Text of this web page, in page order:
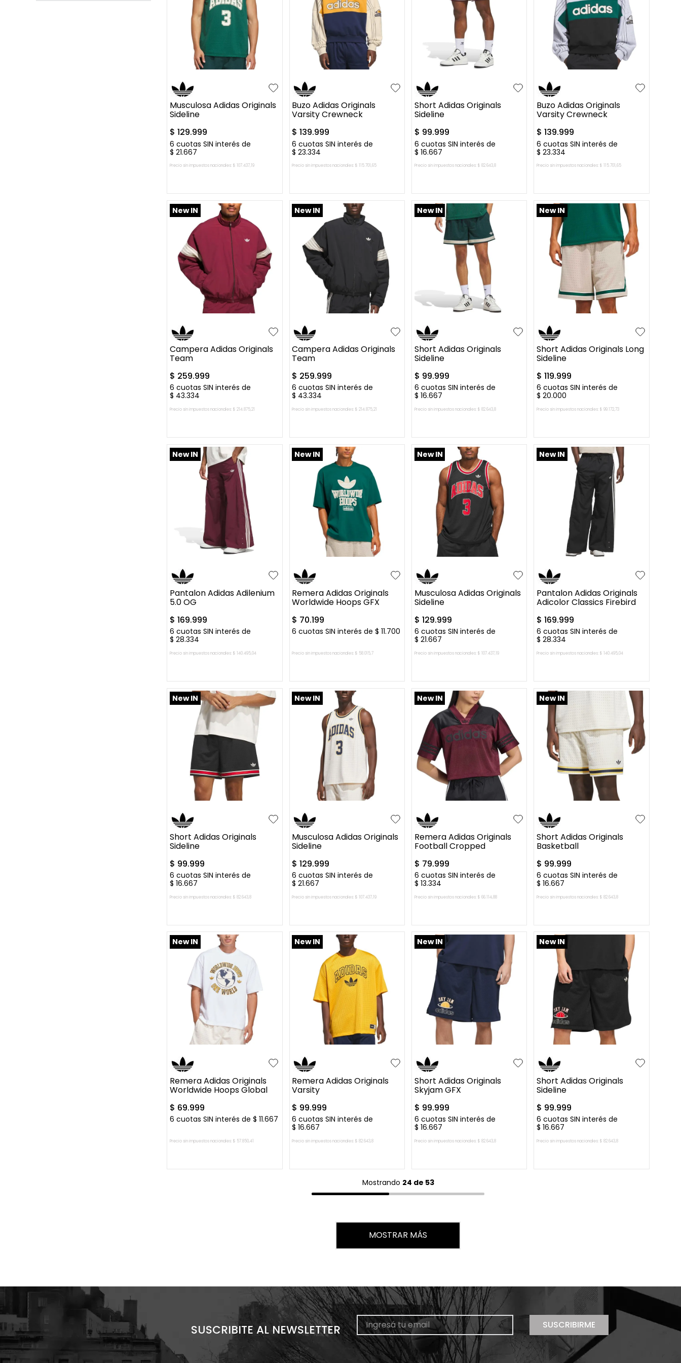
GRIS
M
Musculosa Adidas Originals
Sideline
$ 129.999
6 cuotas SIN interés de
$ 21.667
Precio sin impuestos nacionales: $ 107.437,19
L
Buzo Adidas Originals
Varsity Crewneck
$ 139.999
6 cuotas SIN interés de
$ 23.334
Precio sin impuestos nacionales: $ 115.701,65
M L XL
Short Adidas Originals
Sideline
$ 99.999
6 cuotas SIN interés de
$ 16.667
Precio sin impuestos nacionales: $ 82.643,8
L
Buzo Adidas Originals
Varsity Crewneck
$ 139.999
6 cuotas SIN interés de
$ 23.334
Precio sin impuestos nacionales: $ 115.701,65
New IN
Campera Adidas Originals
Team
$ 259.999
6 cuotas SIN interés de
$ 43.334
Precio sin impuestos nacionales: $ 214.875,21
New IN
Campera Adidas Originals
Team
$ 259.999
6 cuotas SIN interés de
$ 43.334
Precio sin impuestos nacionales: $ 214.875,21
New IN
M L XL
Short Adidas Originals
Sideline
$ 99.999
6 cuotas SIN interés de
$ 16.667
Precio sin impuestos nacionales: $ 82.643,8
New IN
L XL
Short Adidas Originals Long
Sideline
$ 119.999
6 cuotas SIN interés de
$ 20.000
Precio sin impuestos nacionales: $ 99.172,73
New IN
Pantalon Adidas Adilenium
5.0 OG
$ 169.999
6 cuotas SIN interés de
$ 28.334
Precio sin impuestos nacionales: $ 140.495,04
New IN
M L XL
Remera Adidas Originals
Worldwide Hoops GFX
$ 70.199
6 cuotas SIN interés de$ 11.700
Precio sin impuestos nacionales: $ 58.015,7
New IN
Musculosa Adidas Originals
Sideline
$ 129.999
6 cuotas SIN interés de
$ 21.667
Precio sin impuestos nacionales: $ 107.437,19
New IN
M L XL
Pantalon Adidas Originals
Adicolor Classics Firebird
$ 169.999
6 cuotas SIN interés de
$ 28.334
Precio sin impuestos nacionales: $ 140.495,04
New IN
M
Short Adidas Originals
Sideline
$ 99.999
6 cuotas SIN interés de
$ 16.667
Precio sin impuestos nacionales: $ 82.643,8
New IN
M L
Musculosa Adidas Originals
Sideline
$ 129.999
6 cuotas SIN interés de
$ 21.667
Precio sin impuestos nacionales: $ 107.437,19
New IN
S
Remera Adidas Originals
Football Cropped
$ 79.999
6 cuotas SIN interés de
$ 13.334
Precio sin impuestos nacionales: $ 66.114,88
New IN
Short Adidas Originals
Basketball
$ 99.999
6 cuotas SIN interés de
$ 16.667
Precio sin impuestos nacionales: $ 82.643,8
New IN
M
Remera Adidas Originals
Worldwide Hoops Global
$ 69.999
6 cuotas SIN interés de$ 11.667
Precio sin impuestos nacionales: $ 57.850,41
New IN
XL
Remera Adidas Originals
Varsity
$ 99.999
6 cuotas SIN interés de
$ 16.667
Precio sin impuestos nacionales: $ 82.643,8
New IN
M
Short Adidas Originals
Skyjam GFX
$ 99.999
6 cuotas SIN interés de
$ 16.667
Precio sin impuestos nacionales: $ 82.643,8
New IN
XL
Short Adidas Originals
Sideline
$ 99.999
6 cuotas SIN interés de
$ 16.667
Precio sin impuestos nacionales: $ 82.643,8
Mostrando 24 de 53
MOSTRAR MÁS
SUSCRIBITE AL NEWSLETTER SUSCRIBIRME